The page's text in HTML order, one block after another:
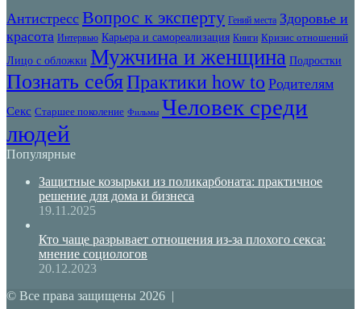
Антистресс Вопрос к эксперту Гений места Здоровье и
красота Интервью Карьера и самореализация Книги Кризис отношений
Лицо с обложки Мужчина и женщина Подростки
Познать себяПрактики how to Родителям
Секс Старшее поколение Фильмы Человек среди
людей
Популярные
Защитные козырьки из поликарбоната: практичное
решение для дома и бизнеса
19.11.2025
Кто чаще разрывает отношения из-за плохого секса:
мнение социологов
20.12.2023
© Все права защищены 2026 |